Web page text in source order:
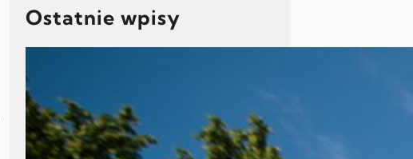
Ostatnie wpisy
2026
2 maja sobota 10.00 Wojtkowice